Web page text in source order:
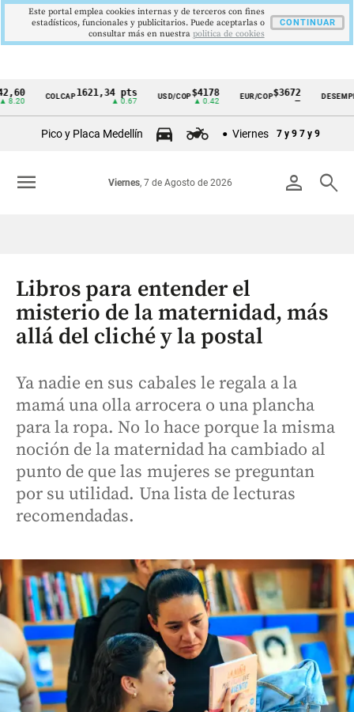
Cintillo
Colombia
COLCAP1621,34 pts
▲ 0.67
USD/COP$4178
▲ 0.42
EUR/COP$3672 DESEMPLEO
▼
Pico y Placa Medellín Viernes 7 y 9 7 y 9
person search
Viernes, 7 de Agosto de 2026
menu
Libros para entender el
misterio de la maternidad, más
allá del cliché y la postal
Ya nadie en sus cabales le regala a la
mamá una olla arrocera o una plancha
para la ropa. No lo hace porque la misma
noción de la maternidad ha cambiado al
punto de que las mujeres se preguntan
por su utilidad. Una lista de lecturas
recomendadas.
Este portal emplea cookies internas y de terceros con fines
estadísticos, funcionales y publicitarios. Puede aceptarlas o
consultar más en nuestra politica de cookies
CONTINUAR